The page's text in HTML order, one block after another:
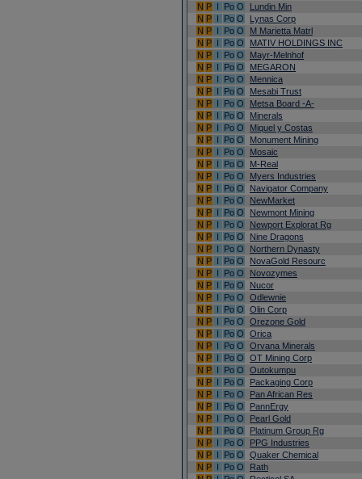
N P I Po O
Lundin Min
N P I Po O
Lynas Corp
N P I Po O
M Marietta Matrl
N P I Po O
MATIV HOLDINGS INC
N P I Po O
Mayr-Melnhof
N P I Po O
MEGARON
N P I Po O
Mennica
N P I Po O
Mesabi Trust
N P I Po O
Metsa Board -A-
N P I Po O
Minerals
N P I Po O
Miquel y Costas
N P I Po O
Monument Mining
N P I Po O
Mosaic
N P I Po O
M-Real
N P I Po O
Myers Industries
N P I Po O
Navigator Company
N P I Po O
NewMarket
N P I Po O
Newmont Mining
N P I Po O
Newport Explorat Rg
N P I Po O
Nine Dragons
N P I Po O
Northern Dynasty
N P I Po O
NovaGold Resourc
N P I Po O
Novozymes
N P I Po O
Nucor
N P I Po O
Odlewnie
N P I Po O
Olin Corp
N P I Po O
Orezone Gold
N P I Po O
Orica
N P I Po O
Orvana Minerals
N P I Po O
OT Mining Corp
N P I Po O
Outokumpu
N P I Po O
Packaging Corp
N P I Po O
Pan African Res
N P I Po O
PannErgy
N P I Po O
Pearl Gold
N P I Po O
Platinum Group Rg
N P I Po O
PPG Industries
N P I Po O
Quaker Chemical
N P I Po O
Rath